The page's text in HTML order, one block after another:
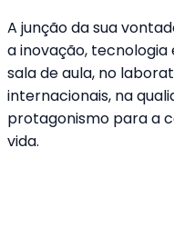
A junção da sua
a inovação,
sala de aula, no
internacionais, na
protagonismo para a
vida.